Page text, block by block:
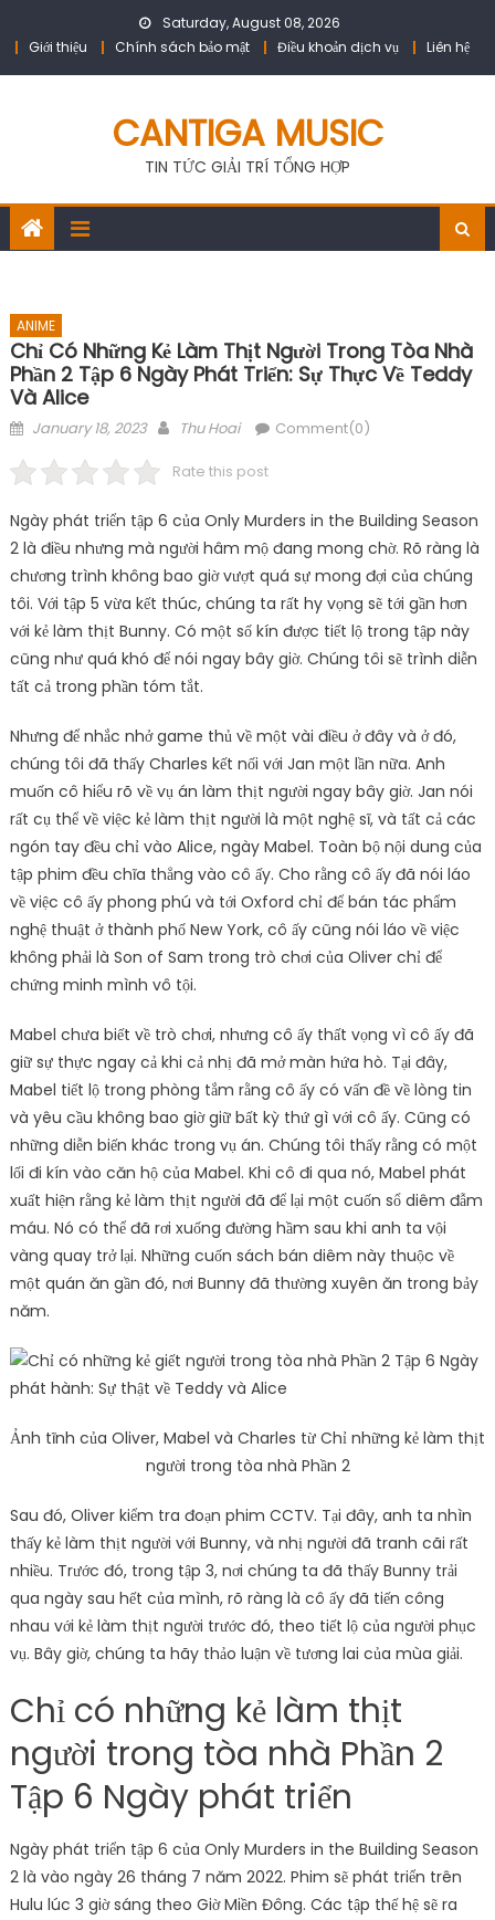
Saturday, August 08, 2026
Giới thiệu
Chính sách bảo mật Điều khoản dịch vụ Liên hệ
CANTIGA MUSIC
TIN TỨC GIẢI TRÍ TỔNG HỢP
ANIME
Chỉ Có Những Kẻ Làm Thịt Người Trong Tòa Nhà
Phần 2 Tập 6 Ngày Phát Triển: Sự Thực Về Teddy
Và Alice
Posted
January 18, 2023 Author
Thu Hoai Comment(0)
Rate this post
Ngày phát triển tập 6 của Only Murders in the Building Season
2 là điều nhưng mà người hâm mộ đang mong chờ. Rõ ràng là
chương trình không bao giờ vượt quá sự mong đợi của chúng
tôi. Với tập 5 vừa kết thúc, chúng ta rất hy vọng sẽ tới gần hơn
với kẻ làm thịt Bunny. Có một số kín được tiết lộ trong tập này
cũng như quá khó để nói ngay bây giờ. Chúng tôi sẽ trình diễn
tất cả trong phần tóm tắt.
Nhưng để nhắc nhở game thủ về một vài điều ở đây và ở đó,
chúng tôi đã thấy Charles kết nối với Jan một lần nữa. Anh
muốn cô hiểu rõ về vụ án làm thịt người ngay bây giờ. Jan nói
rất cụ thể về việc kẻ làm thịt người là một nghệ sĩ, và tất cả các
ngón tay đều chỉ vào Alice, ngày Mabel. Toàn bộ nội dung của
tập phim đều chĩa thẳng vào cô ấy. Cho rằng cô ấy đã nói láo
về việc cô ấy phong phú và tới Oxford chỉ để bán tác phẩm
nghệ thuật ở thành phố New York, cô ấy cũng nói láo về việc
không phải là Son of Sam trong trò chơi của Oliver chỉ để
chứng minh mình vô tội.
Mabel chưa biết về trò chơi, nhưng cô ấy thất vọng vì cô ấy đã
giữ sự thực ngay cả khi cả nhị đã mở màn hứa hò. Tại đây,
Mabel tiết lộ trong phòng tắm rằng cô ấy có vấn đề về lòng tin
và yêu cầu không bao giờ giữ bất kỳ thứ gì với cô ấy. Cũng có
những diễn biến khác trong vụ án. Chúng tôi thấy rằng có một
lối đi kín vào căn hộ của Mabel. Khi cô đi qua nó, Mabel phát
xuất hiện rằng kẻ làm thịt người đã để lại một cuốn sổ diêm đẫm
máu. Nó có thể đã rơi xuống đường hầm sau khi anh ta vội
vàng quay trở lại. Những cuốn sách bán diêm này thuộc về
một quán ăn gần đó, nơi Bunny đã thường xuyên ăn trong bảy
năm.
Ảnh tĩnh của Oliver, Mabel và Charles từ Chỉ những kẻ làm thịt
người trong tòa nhà Phần 2
Sau đó, Oliver kiểm tra đoạn phim CCTV. Tại đây, anh ta nhìn
thấy kẻ làm thịt người với Bunny, và nhị người đã tranh cãi rất
nhiều. Trước đó, trong tập 3, nơi chúng ta đã thấy Bunny trải
qua ngày sau hết của mình, rõ ràng là cô ấy đã tiến công
nhau với kẻ làm thịt người trước đó, theo tiết lộ của người phục
vụ. Bây giờ, chúng ta hãy thảo luận về tương lai của mùa giải.
Chỉ có những kẻ làm thịt
người trong tòa nhà Phần 2
Tập 6 Ngày phát triển
Ngày phát triển tập 6 của Only Murders in the Building Season
2 là vào ngày 26 tháng 7 năm 2022. Phim sẽ phát triển trên
Hulu lúc 3 giờ sáng theo Giờ Miền Đông. Các tập thế hệ sẽ ra